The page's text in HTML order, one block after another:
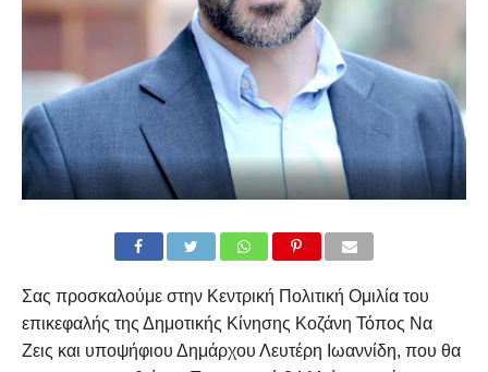
Σας προσκαλούμε στην Κεντρική Πολιτική Ομιλία του
επικεφαλής της Δημοτικής Κίνησης Κοζάνη Τόπος Να
Ζεις και υποψήφιου Δημάρχου Λευτέρη Ιωαννίδη, που θα